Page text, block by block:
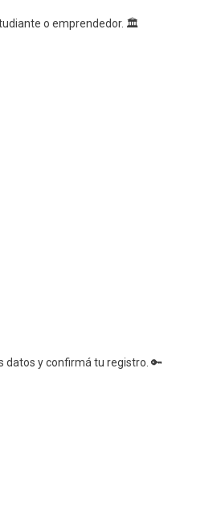
o emprendedor. 🏛️
datos y confirmá tu registro. 🔑